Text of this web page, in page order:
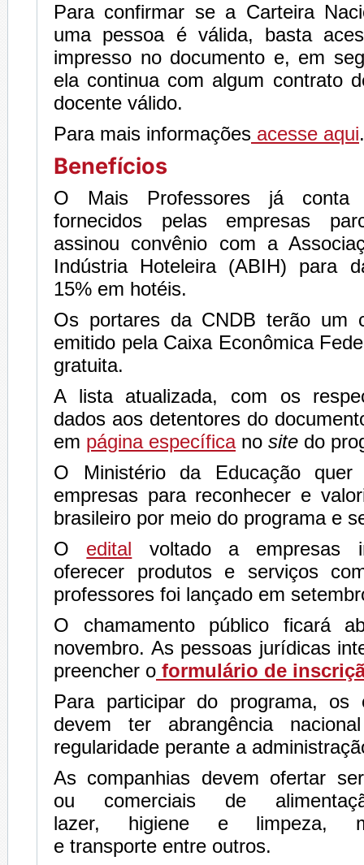
Para confirmar se a Carteira
uma pessoa é válida, basta
impresso no documento e, em
ela continua com algum contrato
docente válido.
Para mais informações acesse aqui.
Benefícios
O Mais Professores já conta
fornecidos pelas empresas
assinou convênio com a
Indústria Hoteleira (ABIH) para
15% em hotéis.
Os portares da CNDB terão um
emitido pela Caixa Econômica
gratuita.
A lista atualizada, com os
dados aos detentores do
em página específicano site do
O Ministério da Educação quer
empresas para reconhecer e
brasileiro por meio do programa e
O edital voltado a empresas
oferecer produtos e serviços
professores foi lançado em
O chamamento público ficará
novembro. As pessoas jurídicas
preencher o formulário de
Para participar do programa, os
devem ter abrangência
regularidade perante a
As companhias devem ofertar
ou comerciais de
lazer, higiene e limpeza,
e transporte entre outros.